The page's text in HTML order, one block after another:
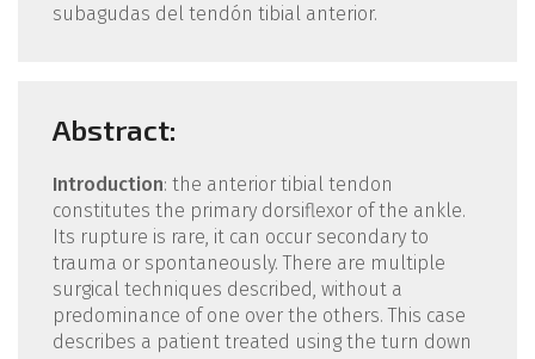
subagudas del tendón tibial anterior.
Abstract:
Introduction: the anterior tibial tendon
constitutes the primary dorsiflexor of the ankle.
Its rupture is rare, it can occur secondary to
trauma or spontaneously. There are multiple
surgical techniques described, without a
predominance of one over the others. This case
describes a patient treated using the turn down